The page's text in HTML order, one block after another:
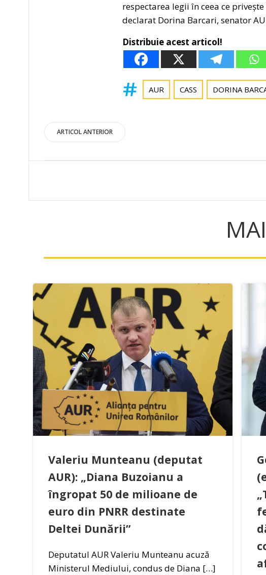
respectarea legii în ceea ce
declarat Dorina Barcari, senator
Distribuie acest articol!
AUR CASS DORINA
Post
navigation
ARTICOL ANTERIOR
Valeriu Munteanu (deputat
AUR): „Diana Buzoianu a
îngropat 50 de milioane de
euro din PNRR destinate
Deltei Dunării”
Deputatul AUR Valeriu Munteanu acuză
Ministerul Mediului, condus de Diana […]